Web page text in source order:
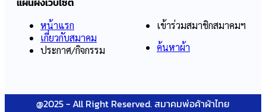
หน้าแรก
เกี่ยวกับสมาคม
ประกาศ/กิจกรรม
เข้าร่วมสมาชิกสมาคมฯ
ค้นหาผ้า
@2025 - All Right Reserved. สมาคมพ่อค้าผ้าไทย